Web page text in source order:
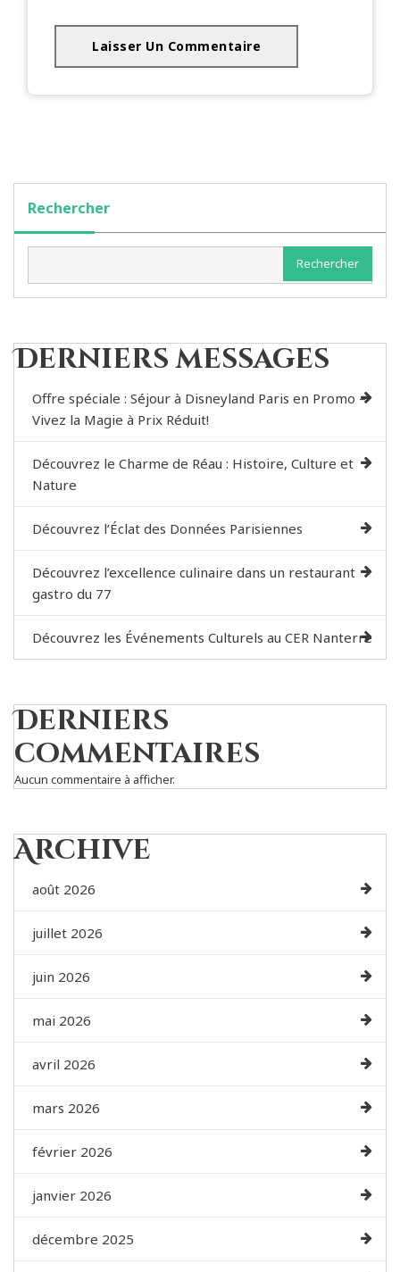
Rechercher
Rechercher
Derniers messages
Offre spéciale : Séjour à Disneyland Paris en Promo –
Vivez la Magie à Prix Réduit!
Découvrez le Charme de Réau : Histoire, Culture et
Nature
Découvrez l’Éclat des Données Parisiennes
Découvrez l’excellence culinaire dans un restaurant
gastro du 77
Découvrez les Événements Culturels au CER Nanterre
Derniers
commentaires
Aucun commentaire à afficher.
Archive
août 2026
juillet 2026
juin 2026
mai 2026
avril 2026
mars 2026
février 2026
janvier 2026
décembre 2025